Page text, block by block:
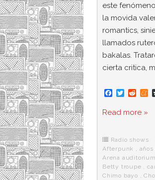
este
la movida
romantics,
llamados
bakalas.
cierta critica,
F
c
e
o
k
T
i
t
r
R
d
d
M
e
Read more »
Radio shows
Afterpunk , años
Arena auditorium
Betty troupe ,
Chimo bayo ,